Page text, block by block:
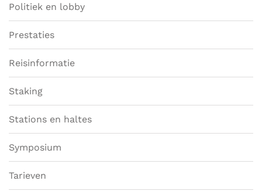
Politiek en lobby
Prestaties
Reisinformatie
Staking
Stations en haltes
Symposium
Tarieven